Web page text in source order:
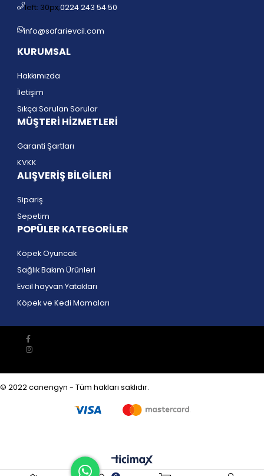
left: 30px;0224 243 54 50
info@safarievcil.com
KURUMSAL
Hakkımızda
İletişim
Sıkça Sorulan Sorular
MÜŞTERİ HİZMETLERİ
Garanti Şartları
KVKK
ALIŞVERİŞ BİLGİLERİ
Sipariş
Sepetim
POPÜLER KATEGORİLER
Köpek Oyuncak
Sağlık Bakım Ürünleri
Evcil hayvan Yatakları
Köpek ve Kedi Mamaları
© 2022 canengyn - Tüm hakları saklıdır.